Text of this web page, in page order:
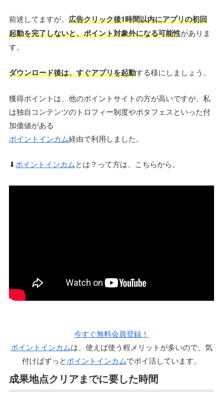
前述してますが、広告クリック後1時間以内にアプリの初回
起動を完了しないと、ポイント対象外になる可能性がありま
す。
ダウンロード後は、すぐアプリを起動する様にしましょう。
獲得ポイントは、他のポイントサイトの方が高いですが、私
は独自コンテンツのトロフィー制度やポタフェスといった付
加価値がある
ポイントインカム経由で利用しました。
⬇ポイントインカムとは？って方は、こちらから。
今すぐ無料会員登録！
ポイントインカムは、使えば使う程メリットが多いので、気
付けばずっとポイントインカムでポイ活しています。
成果地点クリアまでに要した時間